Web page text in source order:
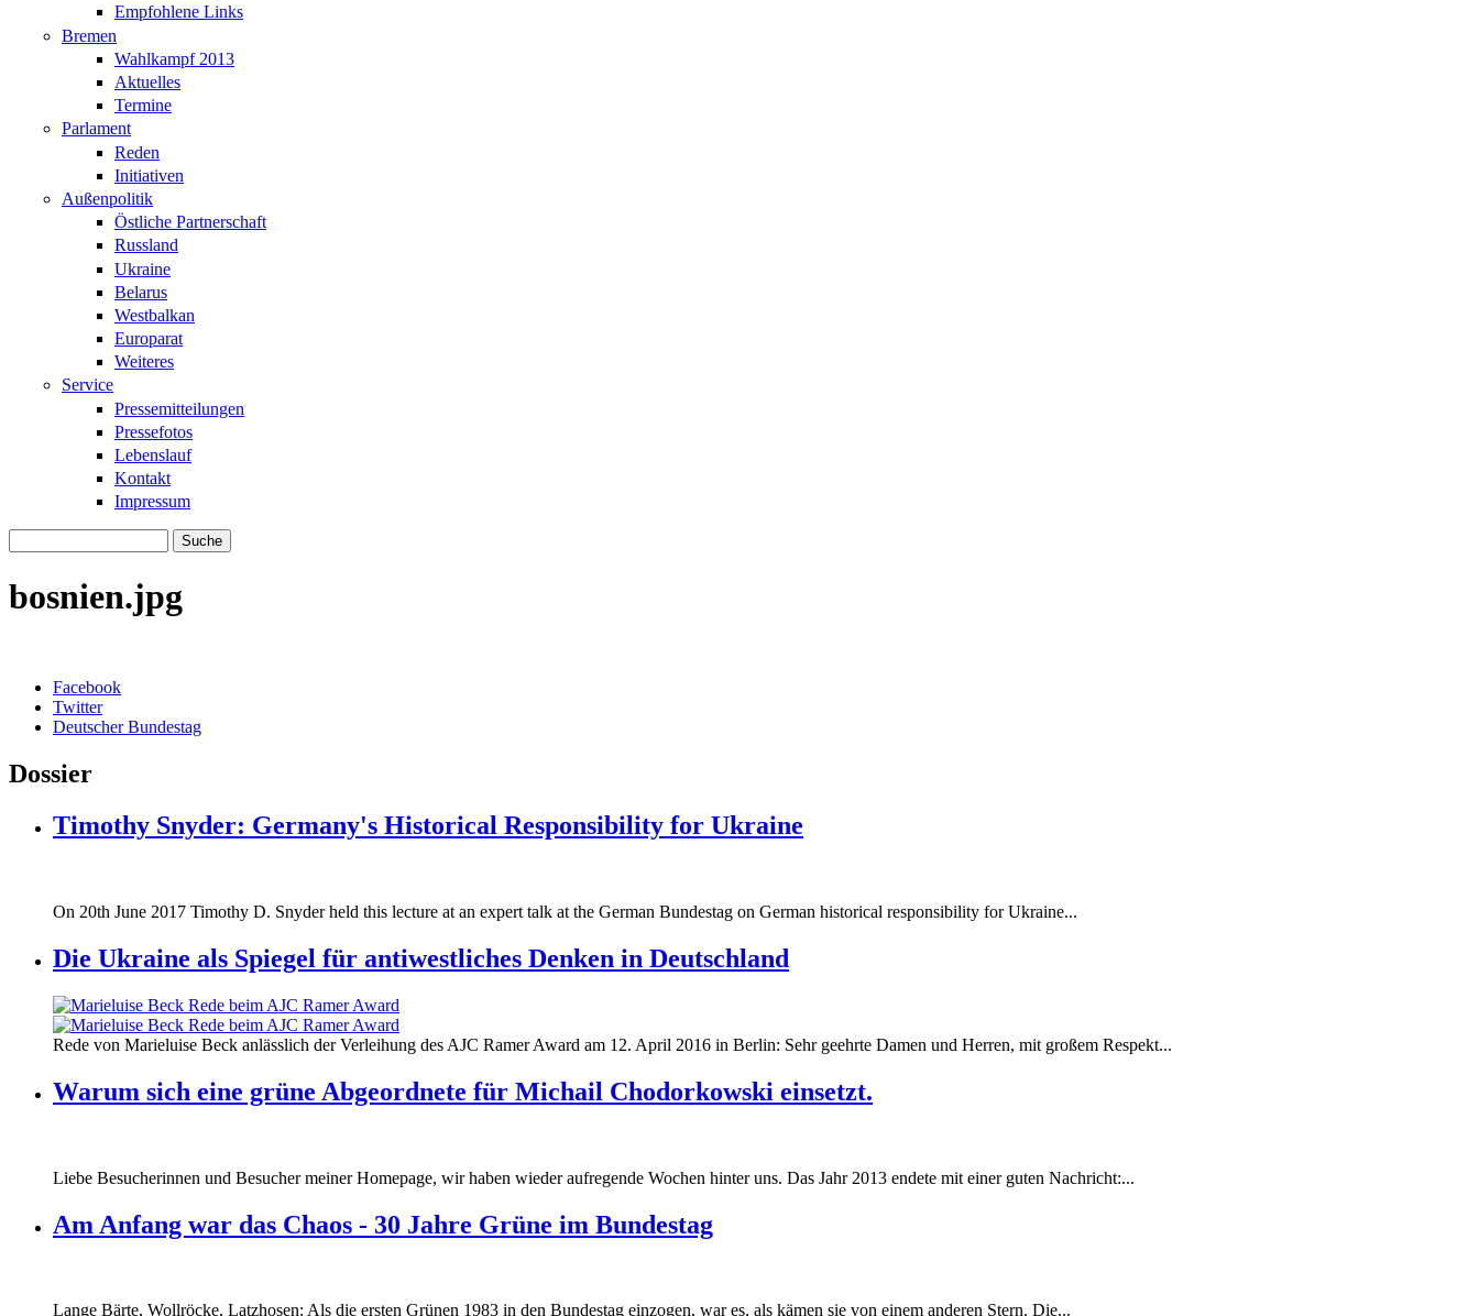
Empfohlene Links
Bremen
Wahlkampf 2013
Aktuelles
Termine
Parlament
Reden
Initiativen
Außenpolitik
Östliche Partnerschaft
Russland
Ukraine
Belarus
Westbalkan
Europarat
Weiteres
Service
Pressemitteilungen
Pressefotos
Lebenslauf
Kontakt
Impressum
bosnien.jpg
Facebook
Twitter
Deutscher Bundestag
Dossier
Timothy Snyder: Germany's Historical Responsibility for Ukraine
170620_fg_ukraine_timothy_snyder.jpg
170620_fg_ukraine_timothy_snyder.jpg
On 20th June 2017 Timothy D. Snyder held this lecture at an expert talk at the German Bundestag on German historical responsibility for Ukraine...
Die Ukraine als Spiegel für antiwestliches Denken in Deutschland
160412_ramer_award.jpg
160412_ramer_award.jpg
Rede von Marieluise Beck anlässlich der Verleihung des AJC Ramer Award am 12. April 2016 in Berlin: Sehr geehrte Damen und Herren, mit großem Respekt...
Warum sich eine grüne Abgeordnete für Michail Chodorkowski einsetzt.
Liebe Besucherinnen und Besucher meiner Homepage, wir haben wieder aufregende Wochen hinter uns. Das Jahr 2013 endete mit einer guten Nachricht:...
Am Anfang war das Chaos - 30 Jahre Grüne im Bundestag
Lange Bärte, Wollröcke, Latzhosen: Als die ersten Grünen 1983 in den Bundestag einzogen, war es, als kämen sie von einem anderen Stern. Die...